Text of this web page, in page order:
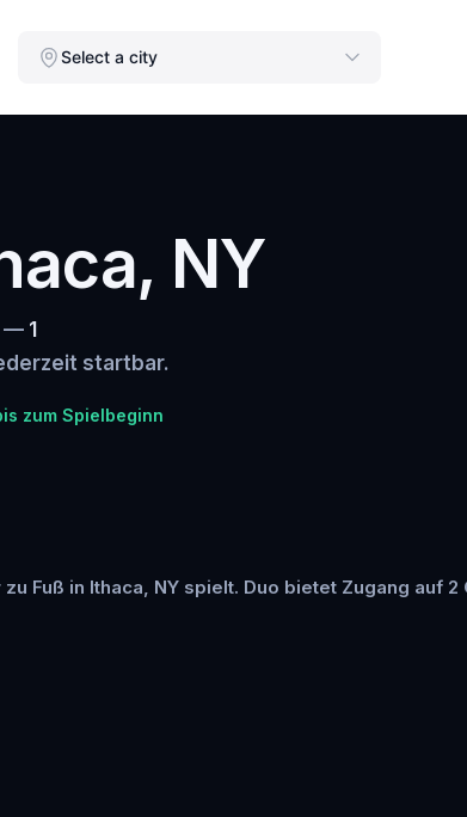
Select a city
NY
— 1
startbar.
zum Spielbeginn
Fuß in Ithaca, NY spielt. Duo bietet Zugang auf